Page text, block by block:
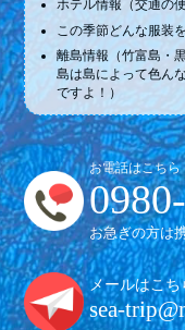
ホテル情報（交通の
この季節どんな服装
離島情報（竹富島・
島は島によって色ん
ですよ！）
お電話はこちら
お急ぎの方は
メールはこち
sea-